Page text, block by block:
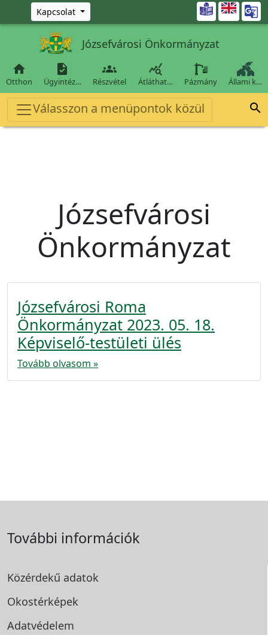
Ugrás a fő tartalomra
Kapcsolat 
Józsefvárosi Önkormányzat

Otthon

Ügyintéz…

Részvétel

Átláthat… Pázmány Állami k…
Válasszon a menüpontok közül 
Józsefvárosi
Önkormányzat
Józsefvárosi Roma
Önkormányzat 2023. 05. 18.
Képviselő-testületi ülés
Tovább olvasom »
További információk
Közérdekű adatok
Okostérképek
Adatvédelem